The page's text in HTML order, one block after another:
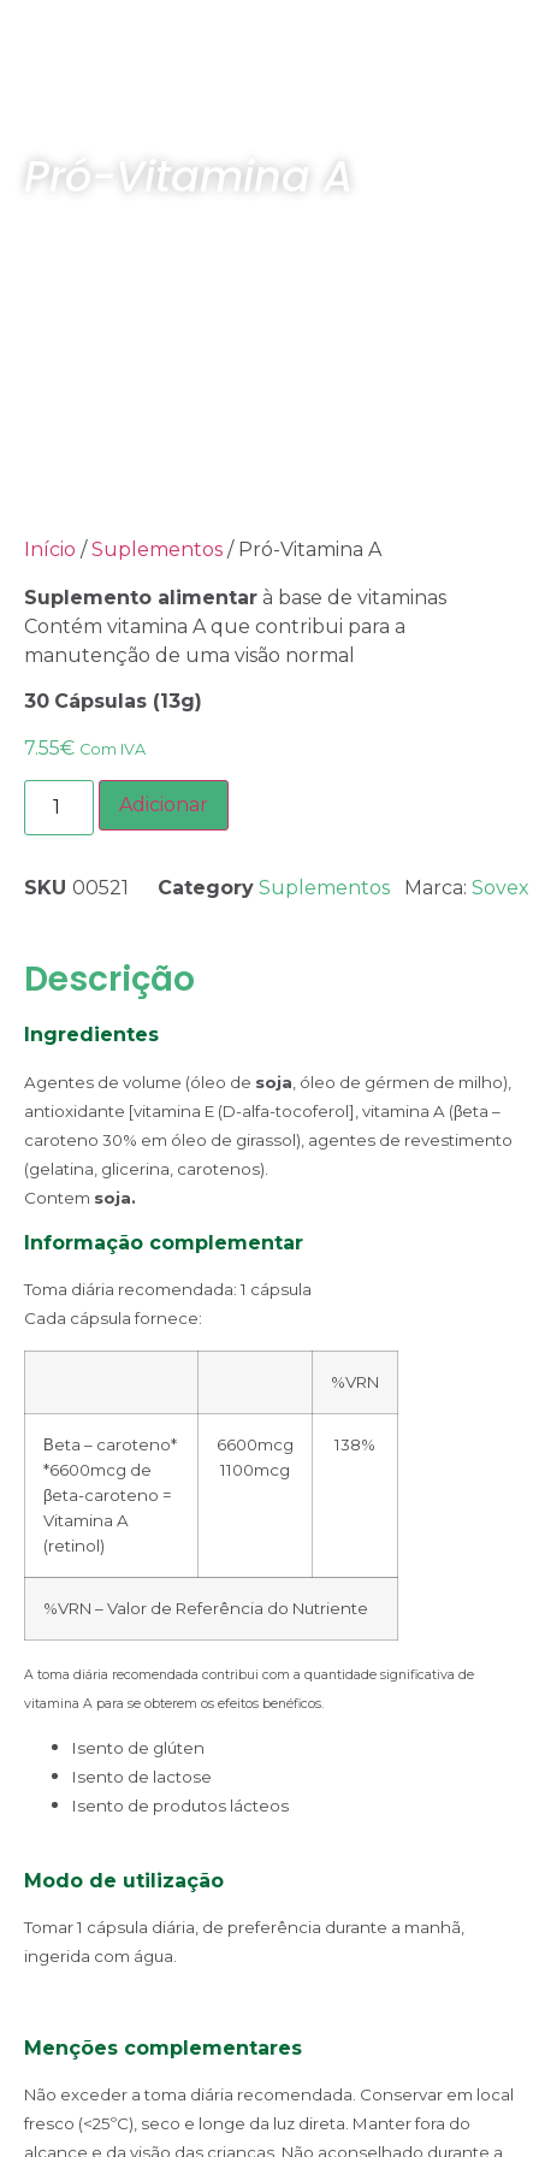
Pró-Vitamina A
Início /Suplementos / Pró-Vitamina A
Suplemento alimentar à base de vitaminas
Contém vitamina A que contribui para a
manutenção de uma visão normal
30 Cápsulas (13g)
7.55€ Com IVA
Adicionar
SKU 00521 Category Suplementos Marca: Sovex
Descrição
Ingredientes
Agentes de volume (óleo de soja , óleo de gérmen de milho),
antioxidante [vitamina E (D-alfa-tocoferol], vitamina A (βeta –
caroteno 30% em óleo de girassol), agentes de revestimento
(gelatina, glicerina, carotenos).
Contem soja.
Informação complementar
Toma diária recomendada: 1 cápsula
Cada cápsula fornece:
%VRN
Βeta – caroteno*
*6600mcg de
βeta-caroteno =
Vitamina A
(retinol)
6600mcg
1100mcg
138%
%VRN – Valor de Referência do Nutriente
A toma diária recomendada contribui com a quantidade significativa de
vitamina A para se obterem os efeitos benéficos.
Isento de glúten
Isento de lactose
Isento de produtos lácteos
Modo de utilização
Tomar 1 cápsula diária, de preferência durante a manhã,
ingerida com água.
Menções complementares
Não exceder a toma diária recomendada. Conservar em local
fresco (<25ºC), seco e longe da luz direta. Manter fora do
alcance e da visão das crianças. Não aconselhado durante a